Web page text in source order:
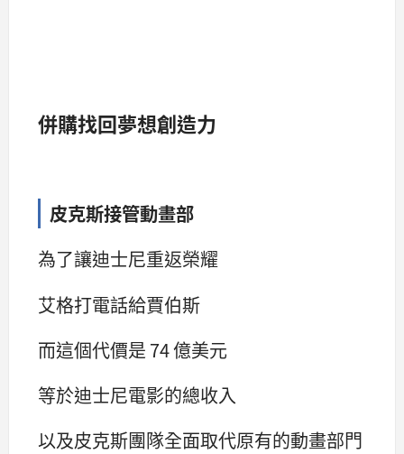
併購找回夢想創造力
皮克斯接管動畫部
為了讓迪士尼重返榮耀
艾格打電話給賈伯斯
而這個代價是 74 億美元
等於迪士尼電影的總收入
以及皮克斯團隊全面取代原有的動畫部門